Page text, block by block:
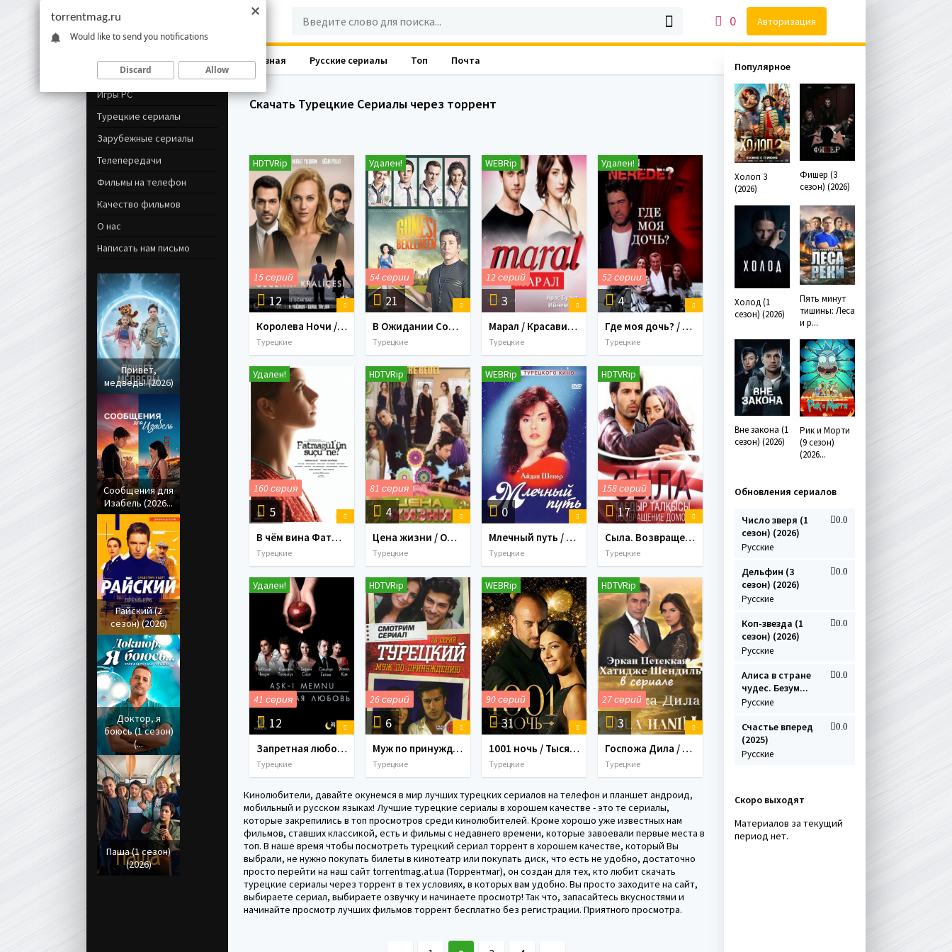
Скачать Турецкие Сериалы через торрент
12
HDTVRip
15 серий
Королева Ночи / Gecenin kralicesi (2016) 15 серий
Турецкие
21
Удален!
54 серии
В Ожидании Солнца / Gunesi Beklerken (2013) 54 серии
Турецкие
3
WEBRip
12 серий
Марал / Красавица / Maral Все серии (2015) 12 серий
Турецкие
4
Удален!
52 серии
Где моя дочь? / Kizim Nerede? (2010-2011) 52 серии
Турецкие
5
Удален!
160 серия
В чём вина Фатмагюль? 1, 2 Сезон / Fatmagl'n Suu Ne? (2011-2012) 160 серия
Турецкие
4
HDTVRip
81 серия
Цена жизни / Omre bedel (2012) 81 серия
Турецкие
0
WEBRip
Млечный путь / Samanyoli Все серии (1989)
Турецкие
17
HDTVRip
158 серий
Сыла. Возвращение домой / Sila Все серии 1,2,3 сезон (2006-2008) 158 серий
Турецкие
12
Удален!
41 серия
Запретная любовь/Ask-i memnu (2008) 41 серия
Турецкие
6
HDTVRip
26 серий
Муж по принуждению / Zoraki koca (2007) 26 серий
Турецкие
31
WEBRip
90 серий
1001 ночь / Тысяча и одна ночь / 1001 gece (2006) 90 серий
Турецкие
3
HDTVRip
27 серий
Госпожа Дила / Dila Hanim (2013-2014) 27 серий
Турецкие
Кинолюбители, давайте окунемся в мир лучших турецких сериалов на телефон и планшет андроид,
мобильный и русском языках! Лучшие турецкие сериалы в хорошем качестве - это те сериалы,
которые закрепились в топ просмотров среди кинолюбителей. Кроме хорошо уже известных нам
фильмов, ставших классикой, есть и фильмы с недавнего времени, которые завоевали первые места в
топ. В наше время чтобы посмотреть турецкий сериал торрент в хорошем качестве, который Вы
выбрали, не нужно покупать билеты в кинотеатр или покупать диск, что есть не удобно, достаточно
просто перейти на наш сайт torrentmag.at.ua (Торрентмаг), он создан для тех, кто любит скачать
турецкие сериалы через торрент в тех условиях, в которых вам удобно. Вы просто заходите на сайт,
выбираете сериал, выбираете озвучку и начинаете просмотр! Так что, запасайтесь вкусностями и
начинайте просмотр лучших фильмов торрент бесплатно без регистрации. Приятного просмотра.
Главная Русские сериалы Топ Почта
Навигация
Игры PC
Турецкие сериалы
Зарубежные сериалы
Телепередачи
Фильмы на телефон
Качество фильмов
О нас
Написать нам письмо
Привет,
медведь! (2026)
Сообщения для
Изабель (2026...
Райский (2
сезон) (2026)
Доктор, я
боюсь (1 сезон)
(...
Паша (1 сезон)
(2026)
Популярное
Холоп 3
(2026)
Фишер (3
сезон) (2026)
Холод (1
сезон) (2026)
Пять минут
тишины: Леса
и р...
Вне закона (1
сезон) (2026)
Рик и Морти
(9 сезон)
(2026...
Обновления сериалов
Число зверя (1
сезон) (2026)
Русские
0.0
Дельфин (3
сезон) (2026)
Русские
0.0
Коп-звезда (1
сезон) (2026)
Русские
0.0
Алиса в стране
чудес. Безум...
Русские
0.0
Счастье вперед
(2025)
Русские
0.0
Скоро выходят
Материалов за текущий
период нет.
0 Авторизация
torrentmag.ru
Would like to send you notifications
Discard Allow